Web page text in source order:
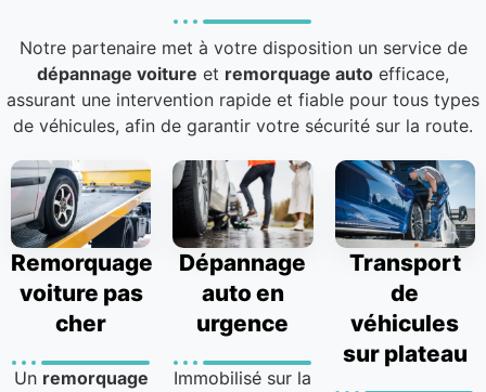
Notre partenaire met à votre disposition un service de
dépannage voiture et remorquage auto efficace,
assurant une intervention rapide et fiable pour tous types
de véhicules, afin de garantir votre sécurité sur la route.
Remorquage
voiture pas
cher
Un remorquage
Dépannage
auto en
urgence
Immobilisé sur la
Transport
de
véhicules
sur plateau